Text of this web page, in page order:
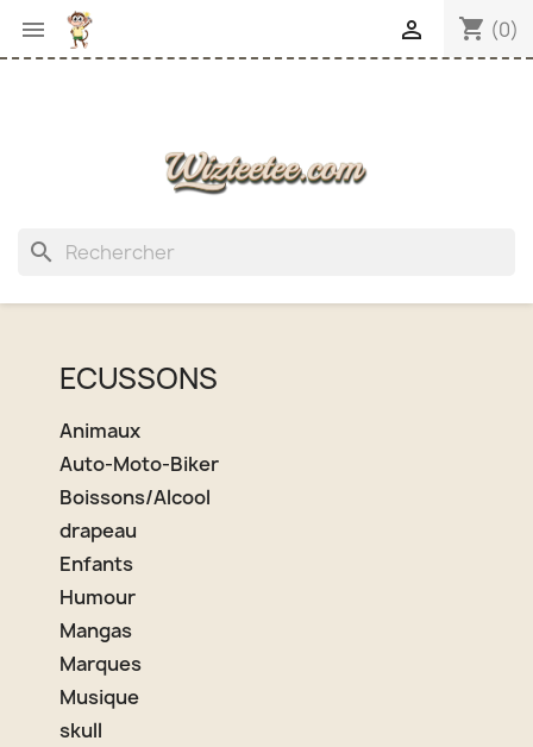
 shopping_cart (0)

search
ECUSSONS
Animaux
Auto-Moto-Biker
Boissons/Alcool
drapeau
Enfants
Humour
Mangas
Marques
Musique
skull